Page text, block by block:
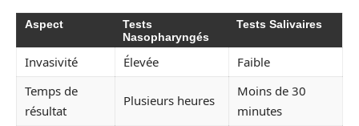
Aspect
Tests
Nasopharyngés
Tests Salivaires
Invasivité Élevée
Faible
Temps de
résultat
Plusieurs heures
Moins de 30
minutes